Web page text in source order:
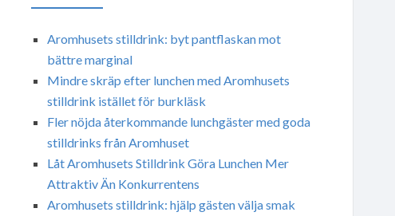
Aromhusets stilldrink: byt pantflaskan mot
bättre marginal
Mindre skräp efter lunchen med Aromhusets
stilldrink istället för burkläsk
Fler nöjda återkommande lunchgäster med goda
stilldrinks från Aromhuset
Låt Aromhusets Stilldrink Göra Lunchen Mer
Attraktiv Än Konkurrentens
Aromhusets stilldrink: hjälp gästen välja smak